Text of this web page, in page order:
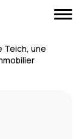
Teich, une